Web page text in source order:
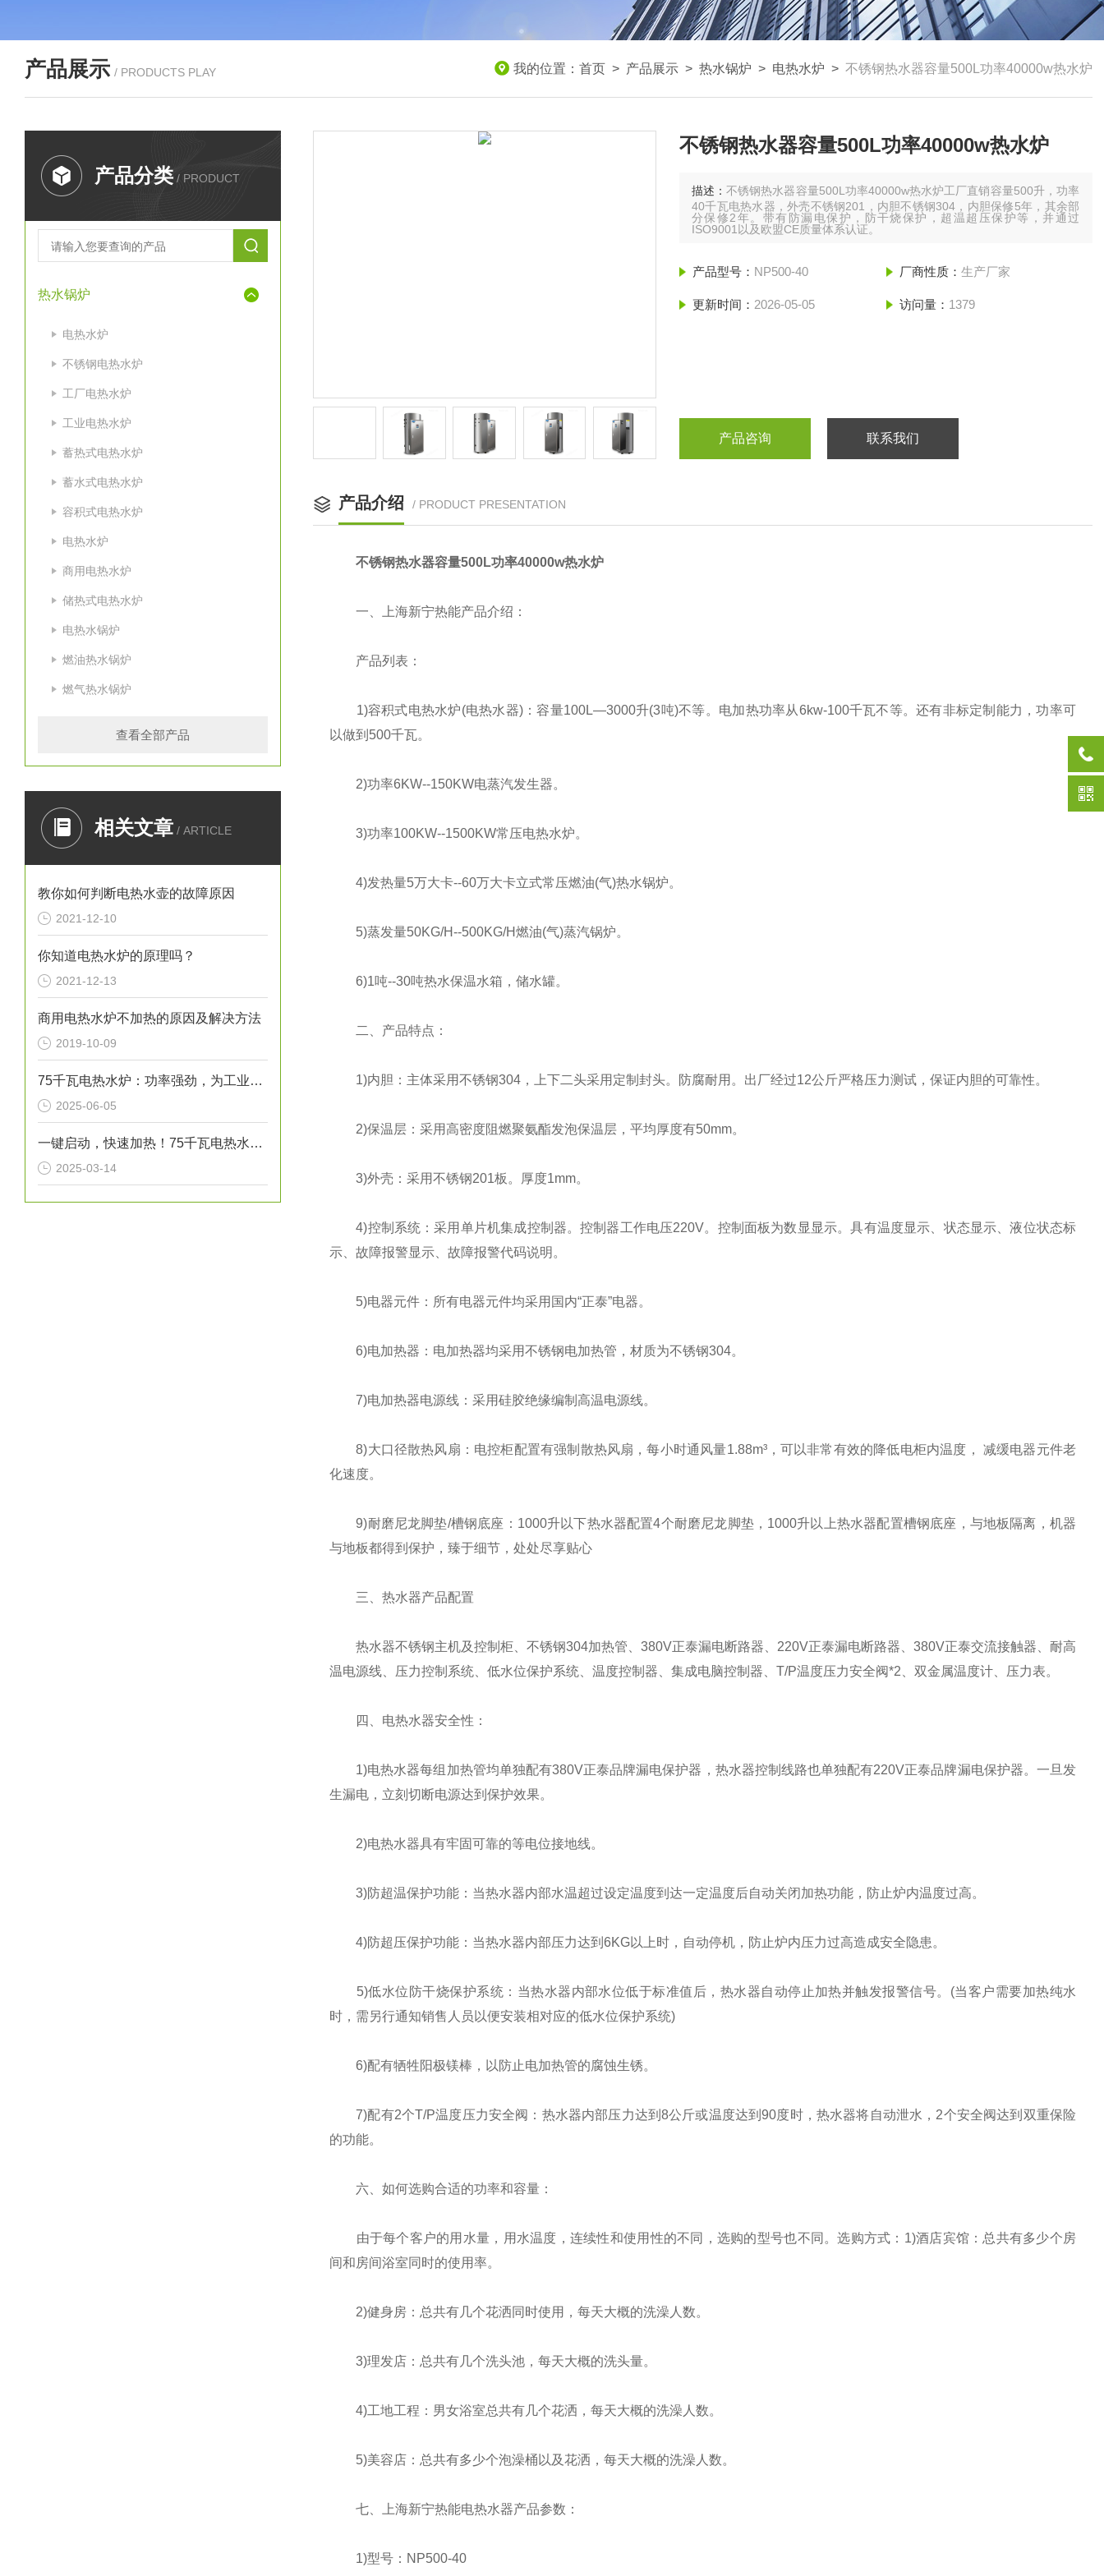
产品展示 / PRODUCTS PLAY 我的位置： 首页 > 产品展示 > 热水锅炉 > 电热水炉 > 不锈钢热水器容量500L功率40000w热水炉
产品分类 / PRODUCT
热水锅炉
电热水炉
不锈钢电热水炉
工厂电热水炉
工业电热水炉
蓄热式电热水炉
蓄水式电热水炉
容积式电热水炉
电热水炉
商用电热水炉
储热式电热水炉
电热水锅炉
燃油热水锅炉
燃气热水锅炉
查看全部产品
相关文章 / ARTICLE
教你如何判断电热水壶的故障原因
2021-12-10
你知道电热水炉的原理吗？
2021-12-13
商用电热水炉不加热的原因及解决方法
2019-10-09
75千瓦电热水炉：功率强劲，为工业生产提供稳定热水源！
2025-06-05
一键启动，快速加热！75千瓦电热水炉打造高效热水解决方案！
2025-03-14
不锈钢热水器容量500L功率40000w热水炉
描述：不锈钢热水器容量500L功率40000w热水炉工厂直销容量500升，功率
40千瓦电热水器，外壳不锈钢201，内胆不锈钢304，内胆保修5年，其余部
分保修2年。带有防漏电保护，防干烧保护，超温超压保护等，并通过
ISO9001以及欧盟CE质量体系认证。
产品型号： NP500-40 厂商性质： 生产厂家
更新时间： 2026-05-05 访问量： 1379
产品咨询 联系我们
产品介绍 / PRODUCT PRESENTATION
不锈钢热水器容量500L功率40000w热水炉
一、上海新宁热能产品介绍：
产品列表：
1)容积式电热水炉(电热水器)：容量100L—3000升(3吨)不等。电加热功率从6kw-100千瓦不等。还有非标定制能力，功率可
以做到500千瓦。
2)功率6KW--150KW电蒸汽发生器。
3)功率100KW--1500KW常压电热水炉。
4)发热量5万大卡--60万大卡立式常压燃油(气)热水锅炉。
5)蒸发量50KG/H--500KG/H燃油(气)蒸汽锅炉。
6)1吨--30吨热水保温水箱，储水罐。
二、产品特点：
1)内胆：主体采用不锈钢304，上下二头采用定制封头。防腐耐用。出厂经过12公斤严格压力测试，保证内胆的可靠性。
2)保温层：采用高密度阻燃聚氨酯发泡保温层，平均厚度有50mm。
3)外壳：采用不锈钢201板。厚度1mm。
4)控制系统：采用单片机集成控制器。控制器工作电压220V。控制面板为数显显示。具有温度显示、状态显示、液位状态标
示、故障报警显示、故障报警代码说明。
5)电器元件：所有电器元件均采用国内“正泰”电器。
6)电加热器：电加热器均采用不锈钢电加热管，材质为不锈钢304。
7)电加热器电源线：采用硅胶绝缘编制高温电源线。
8)大口径散热风扇：电控柜配置有强制散热风扇，每小时通风量1.88m³，可以非常有效的降低电柜内温度， 减缓电器元件老
化速度。
9)耐磨尼龙脚垫/槽钢底座：1000升以下热水器配置4个耐磨尼龙脚垫，1000升以上热水器配置槽钢底座，与地板隔离，机器
与地板都得到保护，臻于细节，处处尽享贴心
三、热水器产品配置
热水器不锈钢主机及控制柜、不锈钢304加热管、380V正泰漏电断路器、220V正泰漏电断路器、380V正泰交流接触器、耐高
温电源线、压力控制系统、低水位保护系统、温度控制器、集成电脑控制器、T/P温度压力安全阀*2、双金属温度计、压力表。
四、电热水器安全性：
1)电热水器每组加热管均单独配有380V正泰品牌漏电保护器，热水器控制线路也单独配有220V正泰品牌漏电保护器。一旦发
生漏电，立刻切断电源达到保护效果。
2)电热水器具有牢固可靠的等电位接地线。
3)防超温保护功能：当热水器内部水温超过设定温度到达一定温度后自动关闭加热功能，防止炉内温度过高。
4)防超压保护功能：当热水器内部压力达到6KG以上时，自动停机，防止炉内压力过高造成安全隐患。
5)低水位防干烧保护系统：当热水器内部水位低于标准值后，热水器自动停止加热并触发报警信号。(当客户需要加热纯水
时，需另行通知销售人员以便安装相对应的低水位保护系统)
6)配有牺牲阳极镁棒，以防止电加热管的腐蚀生锈。
7)配有2个T/P温度压力安全阀：热水器内部压力达到8公斤或温度达到90度时，热水器将自动泄水，2个安全阀达到双重保险
的功能。
六、如何选购合适的功率和容量：
由于每个客户的用水量，用水温度，连续性和使用性的不同，选购的型号也不同。选购方式：1)酒店宾馆：总共有多少个房
间和房间浴室同时的使用率。
2)健身房：总共有几个花洒同时使用，每天大概的洗澡人数。
3)理发店：总共有几个洗头池，每天大概的洗头量。
4)工地工程：男女浴室总共有几个花洒，每天大概的洗澡人数。
5)美容店：总共有多少个泡澡桶以及花洒，每天大概的洗澡人数。
七、上海新宁热能电热水器产品参数：
1)型号：NP500-40